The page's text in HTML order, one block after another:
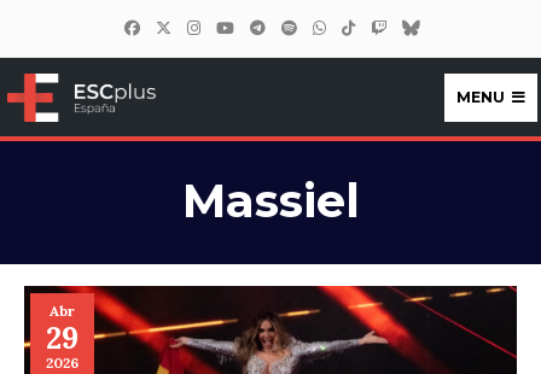
ESCplus España
MENU
Massiel
Abr
29
2026